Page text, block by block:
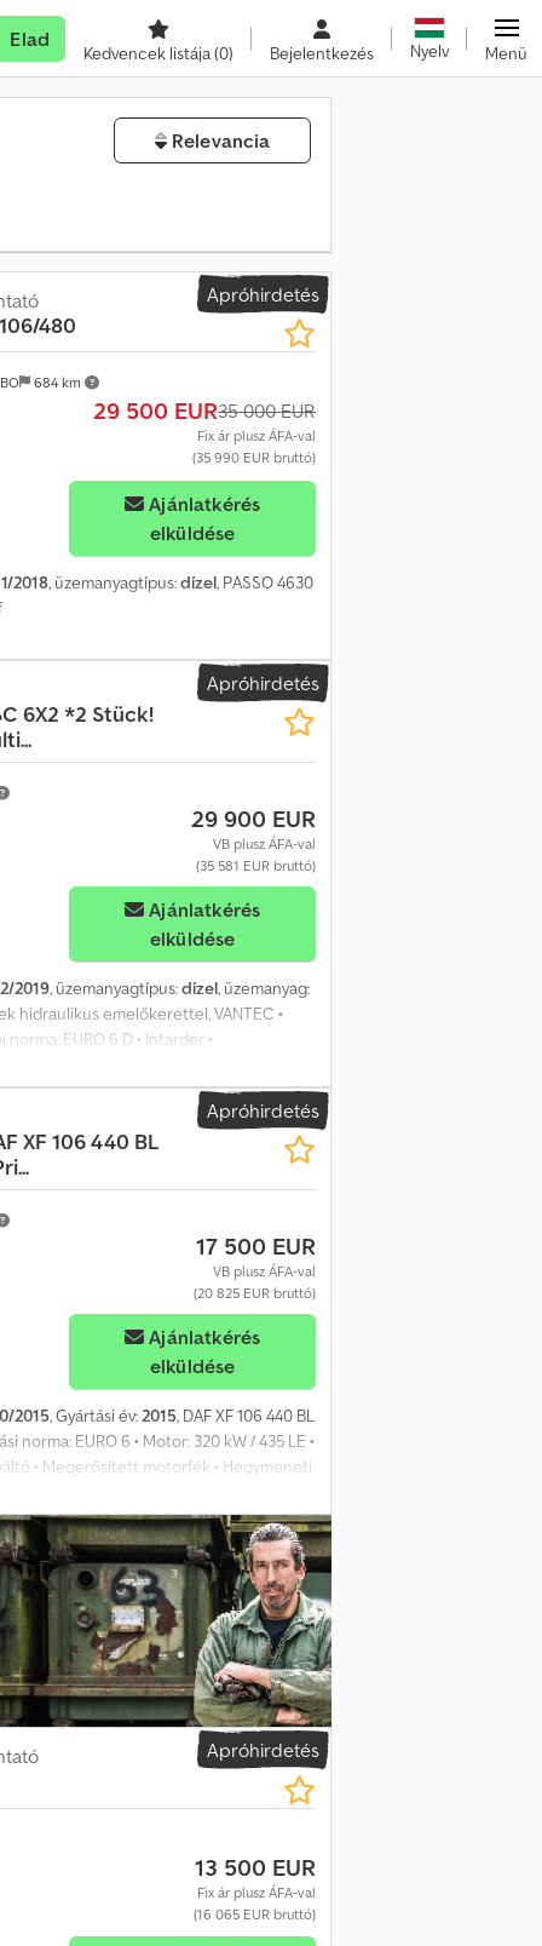
Elad
Kedvencek listája(0) Bejelentkezés Nyelv Menü
Relevancia
Apróhirdetés
684 km
480
29 500 EUR35 000 EUR
Fix ár plusz ÁFA-val
(35 990 EUR bruttó)
Ajánlatkérés
elküldése
2018, üzemanyagtípus:dízel, PASSO 4630
Apróhirdetés
6X2 *2 Stück!
29 900 EUR
VB plusz ÁFA-val
(35 581 EUR bruttó)
Ajánlatkérés
elküldése
2019, üzemanyagtípus:dízel, üzemanyag:
hidraulikus emelőkerettel, VANTEC •
EURO 6 D • Intarder •
• Állóklíma • Állófűtés • Automata
• Vészfékasszisztens • Visszagurulás-
2 fekhely • Megengedett össztömeg:
mm • 7.150 és 7.450 mm-es
– járműváz vége): 7.040 mm •
jó állapotban! - Német járművek! - 1.
felár ellenében új! A tévedések és
Apróhirdetés
XF 106 440 BL
17 500 EUR
VB plusz ÁFA-val
(20 825 EUR bruttó)
Ajánlatkérés
elküldése
2015, Gyártási év:2015, DAF XF 106 440 BL
EURO 6 • Motor: 320 kW / 435 LE •
• Megerősített motorfék • Hegymeneti
• Ütközési figyelmeztető • Sávtartó
Hátsó légrugózás • Tárcsafékek •
és tükör • Bluetooth-os kihangosító •
(AHK) - pofa kapcsoló • Duomatik és
18.000 kg (technikailag 20.500
profil: 10/10 6/5/7/5 mm Felépítmény:
rögzítőgyűrűk • Portálajtók • Rakodótér
- 1. tulajdonostól! A tévedés és az
forduljon Joannis Arpantzanis
Apróhirdetés
13 500 EUR
Fix ár plusz ÁFA-val
(16 065 EUR bruttó)